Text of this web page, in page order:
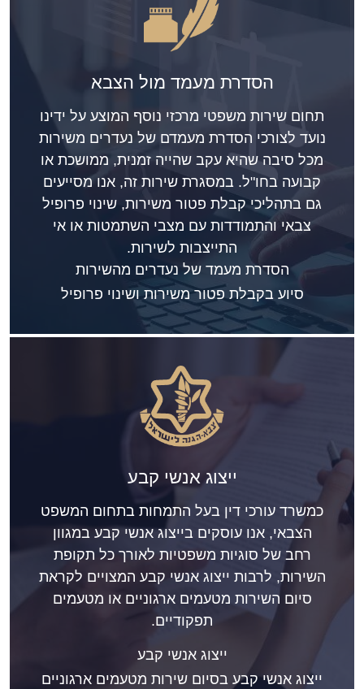
הסדרת מעמד מול הצבא
תחום שירות משפטי מרכזי נוסף המוצע על ידינו
נועד לצורכי הסדרת מעמדם של נעדרים משירות
מכל סיבה שהיא עקב שהייה זמנית, ממושכת או
קבועה בחו"ל. במסגרת שירות זה, אנו מסייעים
גם בתהליכי קבלת פטור משירות, שינוי פרופיל
צבאי והתמודדות עם מצבי השתמטות או אי
התייצבות לשירות.
הסדרת מעמד של נעדרים מהשירות
סיוע בקבלת פטור משירות ושינוי פרופיל
ייצוג אנשי קבע
כמשרד עורכי דין בעל התמחות בתחום המשפט
הצבאי, אנו עוסקים בייצוג אנשי קבע במגוון
רחב של סוגיות משפטיות לאורך כל תקופת
השירות, לרבות ייצוג אנשי קבע המצויים לקראת
סיום השירות מטעמים ארגוניים או מטעמים
תפקודיים.
ייצוג אנשי קבע
ייצוג אנשי קבע בסיום שירות מטעמים ארגוניים